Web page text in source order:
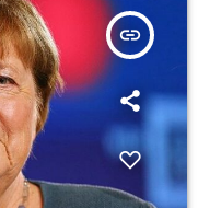
insert_link